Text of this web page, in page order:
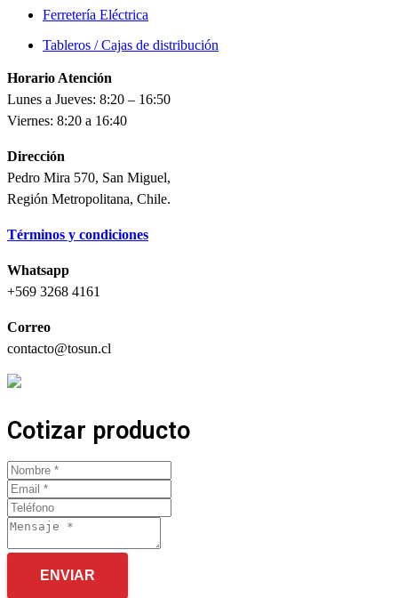
Ferretería Eléctrica
Tableros / Cajas de distribución
Horario Atención
Lunes a Jueves: 8:20 – 16:50
Viernes: 8:20 a 16:40
Dirección
Pedro Mira 570, San Miguel,
Región Metropolitana, Chile.
Términos y condiciones
Whatsapp
+569 3268 4161
Correo
contacto@tosun.cl
Cotizar producto
ENVIAR